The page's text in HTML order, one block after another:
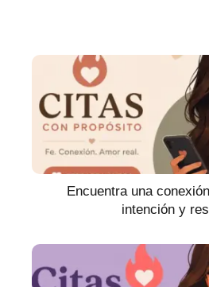
Encuentra una
intención y